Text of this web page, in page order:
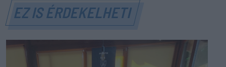
EZ IS ÉRDEKELHETI